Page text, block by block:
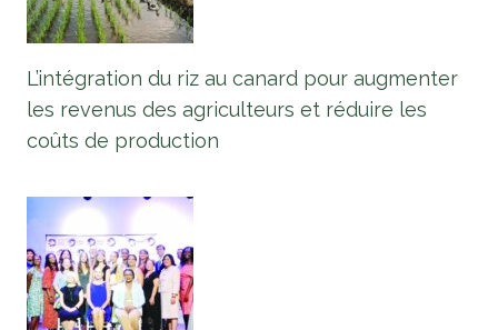
L’intégration du riz au canard pour augmenter
les revenus des agriculteurs et réduire les
coûts de production